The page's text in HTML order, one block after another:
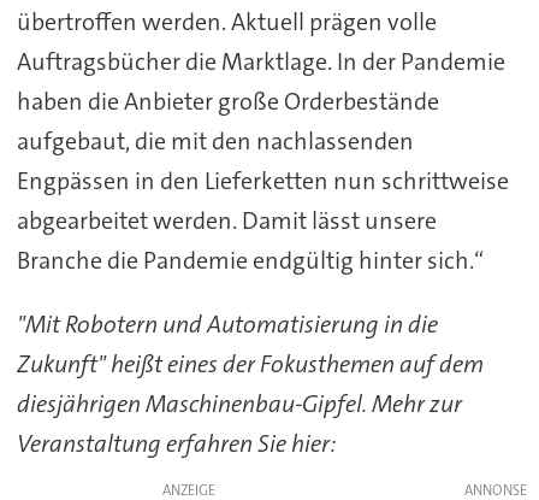
übertroffen werden. Aktuell prägen volle
Auftragsbücher die Marktlage. In der Pandemie
haben die Anbieter große Orderbestände
aufgebaut, die mit den nachlassenden
Engpässen in den Lieferketten nun schrittweise
abgearbeitet werden. Damit lässt unsere
Branche die Pandemie endgültig hinter sich.“
"Mit Robotern und Automatisierung in die
Zukunft" heißt eines der Fokusthemen auf dem
diesjährigen Maschinenbau-Gipfel. Mehr zur
Veranstaltung erfahren Sie hier:
ANZEIGE